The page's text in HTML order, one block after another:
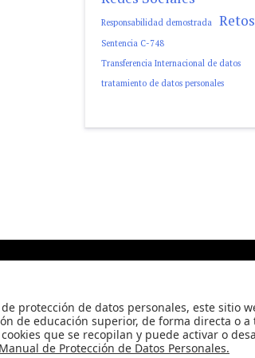
Responsabilidad demostrada Retos
Sentencia C-748
Transferencia Internacional de datos
tratamiento de datos personales